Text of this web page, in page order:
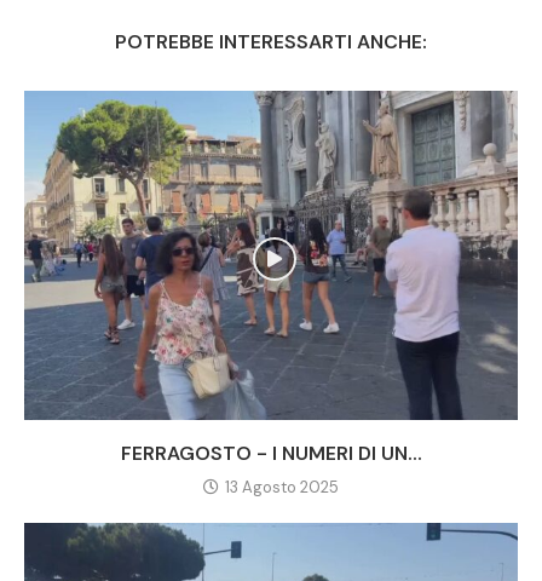
POTREBBE INTERESSARTI ANCHE:
FERRAGOSTO - I NUMERI DI UN...
13 Agosto 2025